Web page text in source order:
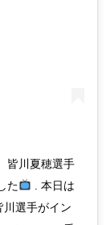
皆川夏穂選手
た
. 本日は
川選手がイン